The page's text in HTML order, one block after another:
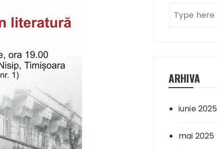
ARHIVA
iunie 2025
mai 2025